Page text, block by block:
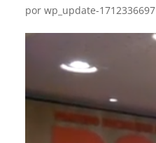
porwp_update-1712336697